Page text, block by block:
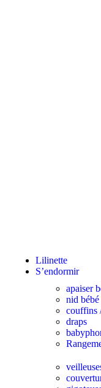
Lilinette
S’endormir
apaiser
nid bébé
couffins
draps